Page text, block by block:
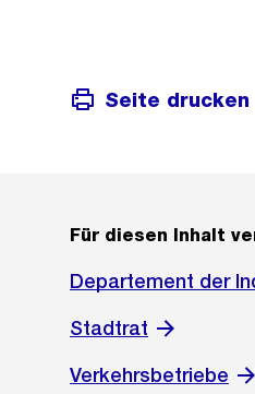
Seite drucken
Für diesen Inhalt
Departement der
Stadtrat
Verkehrsbetriebe